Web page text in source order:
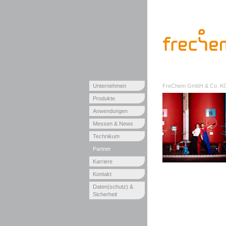
Unternehmen
Produkte
Anwendungen
Messen & News
Technikum
Partner
Karriere
Kontakt
Daten(schutz) &
Sicherheit
FreChem GmbH & Co.